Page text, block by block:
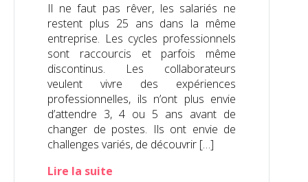
Il ne faut pas rêver, les salariés ne
restent plus 25 ans dans la même
entreprise. Les cycles professionnels
sont raccourcis et parfois même
discontinus. Les collaborateurs
veulent vivre des expériences
professionnelles, ils n’ont plus envie
d’attendre 3, 4 ou 5 ans avant de
changer de postes. Ils ont envie de
challenges variés, de découvrir […]
Lire la suite